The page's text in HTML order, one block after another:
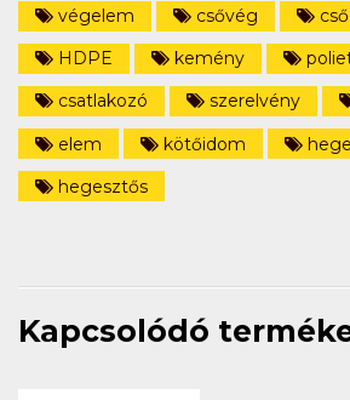
végelem
csővég
HDPE
kemény
csatlakozó
szerelvény
elem
kötőidom
hegesztős
Kapcsolódó